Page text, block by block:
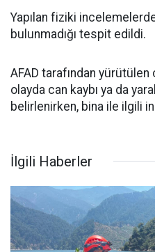
Yapılan fiziki
bulunmadığı tespit edildi.
AFAD tarafından yürütülen
olayda can kaybı ya da
belirlenirken, bina ile ilgili
İlgili Haberler